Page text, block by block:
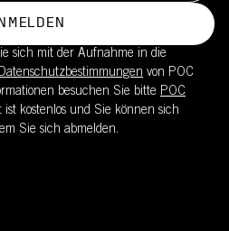
sich mit der Aufnahme in die
Datenschutzbestimmungen von POC
besuchen Sie bitte POC
ist kostenlos und Sie können sich
Sie sich abmelden.